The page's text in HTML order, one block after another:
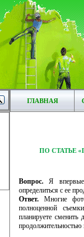
ГЛАВНАЯ
ПО СТАТЬЕ
Вопрос. Я
определиться с ее
Ответ. Многие
полноценной
планируете
продолжительностью